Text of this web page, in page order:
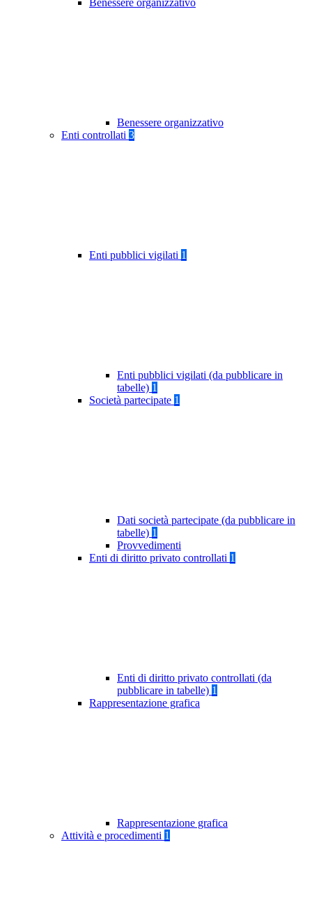
Benessere organizzativo
Benessere organizzativo
Enti controllati 3
Enti pubblici vigilati 1
Enti pubblici vigilati (da pubblicare in
tabelle) 1
Società partecipate 1
Dati società partecipate (da pubblicare in
tabelle) 1
Provvedimenti
Enti di diritto privato controllati 1
Enti di diritto privato controllati (da
pubblicare in tabelle) 1
Rappresentazione grafica
Rappresentazione grafica
Attività e procedimenti 1